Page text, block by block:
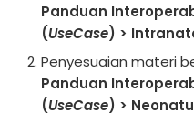
Panduan
(UseCase) >
Penyesuaian materi
Panduan
(UseCase) >